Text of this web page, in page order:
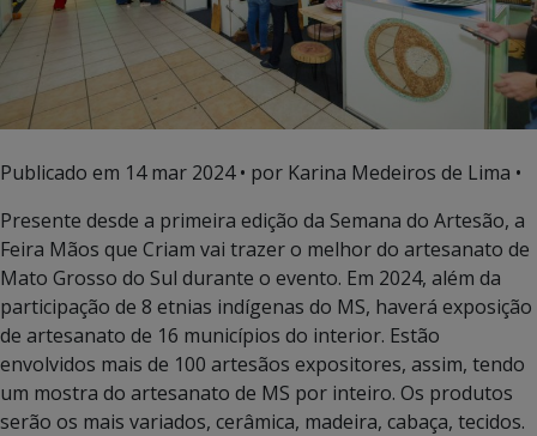
Publicado em 14 mar 2024• por Karina Medeiros de Lima •
Presente desde a primeira edição da Semana do Artesão, a
Feira Mãos que Criam vai trazer o melhor do artesanato de
Mato Grosso do Sul durante o evento. Em 2024, além da
participação de 8 etnias indígenas do MS, haverá exposição
de artesanato de 16 municípios do interior. Estão
envolvidos mais de 100 artesãos expositores, assim, tendo
um mostra do artesanato de MS por inteiro. Os produtos
serão os mais variados, cerâmica, madeira, cabaça, tecidos.